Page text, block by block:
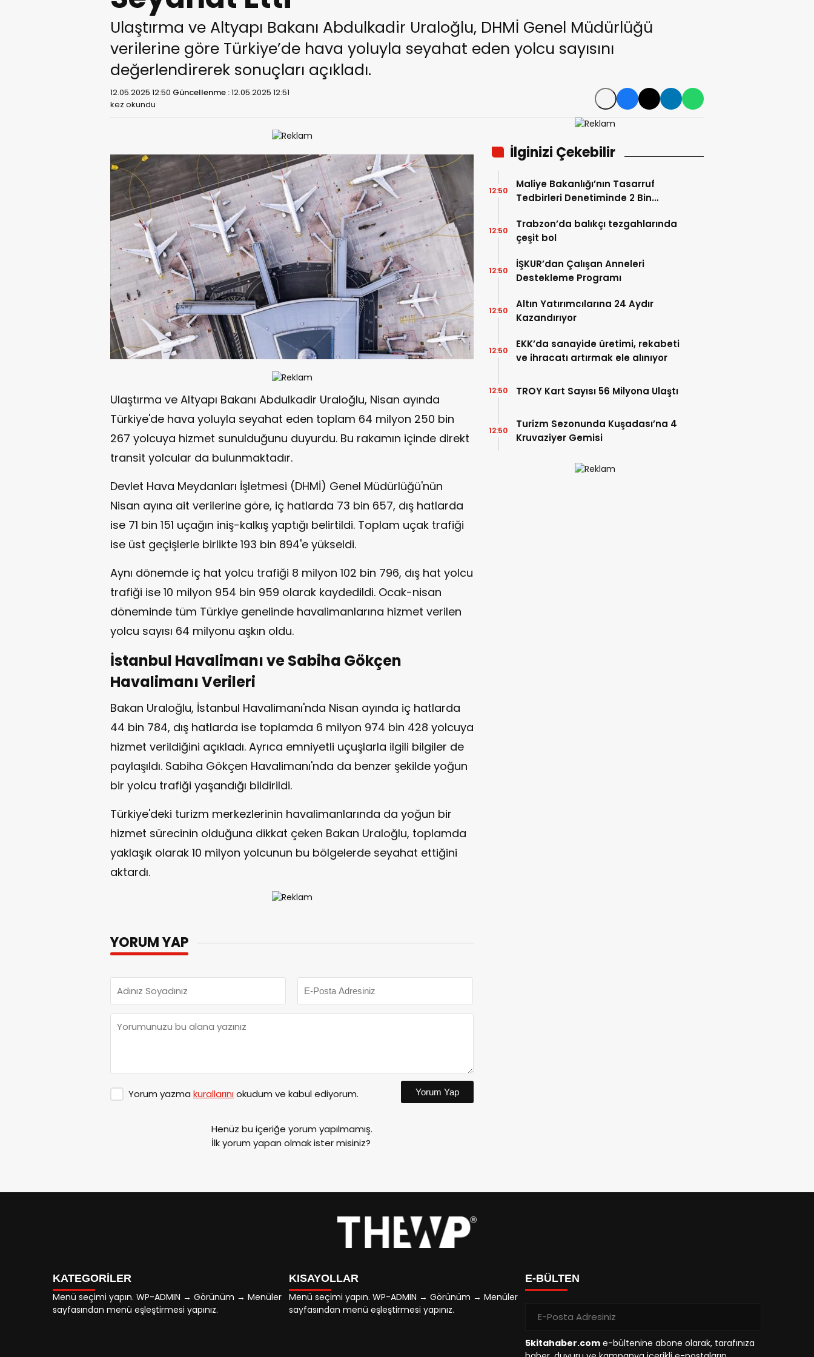
Ulaştırma ve Altyapı Bakanı Abdulkadir Uraloğlu, DHMİ Genel Müdürlüğü
verilerine göre Türkiye’de hava yoluyla seyahat eden yolcu sayısını
değerlendirerek sonuçları açıkladı.
12.05.2025 12:50 Güncellenme :12.05.2025 12:51
kez okundu
Ulaştırma ve Altyapı Bakanı Abdulkadir Uraloğlu, Nisan ayında
Türkiye'de hava yoluyla seyahat eden toplam 64 milyon 250 bin
267 yolcuya hizmet sunulduğunu duyurdu. Bu rakamın içinde direkt
transit yolcular da bulunmaktadır.
Devlet Hava Meydanları İşletmesi (DHMİ) Genel Müdürlüğü'nün
Nisan ayına ait verilerine göre, iç hatlarda 73 bin 657, dış hatlarda
ise 71 bin 151 uçağın iniş-kalkış yaptığı belirtildi. Toplam uçak trafiği
ise üst geçişlerle birlikte 193 bin 894'e yükseldi.
Aynı dönemde iç hat yolcu trafiği 8 milyon 102 bin 796, dış hat yolcu
trafiği ise 10 milyon 954 bin 959 olarak kaydedildi. Ocak-nisan
döneminde tüm Türkiye genelinde havalimanlarına hizmet verilen
yolcu sayısı 64 milyonu aşkın oldu.
İstanbul Havalimanı ve Sabiha Gökçen
Havalimanı Verileri
Bakan Uraloğlu, İstanbul Havalimanı'nda Nisan ayında iç hatlarda
44 bin 784, dış hatlarda ise toplamda 6 milyon 974 bin 428 yolcuya
hizmet verildiğini açıkladı. Ayrıca emniyetli uçuşlarla ilgili bilgiler de
paylaşıldı. Sabiha Gökçen Havalimanı'nda da benzer şekilde yoğun
bir yolcu trafiği yaşandığı bildirildi.
Türkiye'deki turizm merkezlerinin havalimanlarında da yoğun bir
hizmet sürecinin olduğuna dikkat çeken Bakan Uraloğlu, toplamda
yaklaşık olarak 10 milyon yolcunun bu bölgelerde seyahat ettiğini
aktardı.
YORUM YAP
Yorum yazma kurallarınıokudum ve kabul ediyorum. Yorum Yap
Henüz bu içeriğe yorum yapılmamış.
İlk yorum yapan olmak ister misiniz?
İlginizi Çekebilir
Maliye Bakanlığı’nın Tasarruf
Tedbirleri Denetiminde 2 Bin
12:50
Trabzon’da balıkçı tezgahlarında
çeşit bol
12:50
İŞKUR’dan Çalışan Anneleri
Destekleme Programı
12:50
Altın Yatırımcılarına 24 Aydır
Kazandırıyor
12:50
EKK’da sanayide üretimi, rekabeti
ve ihracatı artırmak ele alınıyor
12:50
TROY Kart Sayısı 56 Milyona Ulaştı
12:50
Turizm Sezonunda Kuşadası’na 4
Kruvaziyer Gemisi
12:50
KATEGORİLER
Menü seçimi yapın. WP-ADMIN → Görünüm → Menüler
sayfasından menü eşleştirmesi yapınız.
KISAYOLLAR
Menü seçimi yapın. WP-ADMIN → Görünüm → Menüler
sayfasından menü eşleştirmesi yapınız.
E-BÜLTEN
5kitahaber.com e-bültenine abone olarak, tarafınıza